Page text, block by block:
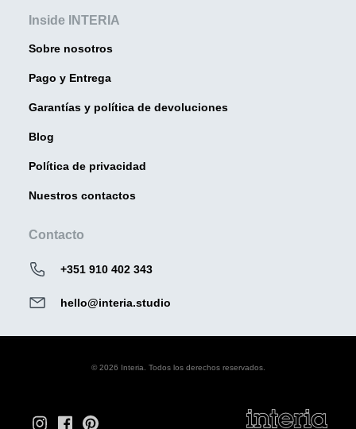
Inside INTERIA
Sobre nosotros
Pago y Entrega
Garantías y política de devoluciones
Blog
Política de privacidad
Nuestros contactos
Contacto
+351 910 402 343
hello@interia.studio
© 2026 Interia. Todos los derechos reservados.